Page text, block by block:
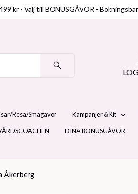
kr - Välj till BONUSGÅVOR -
Resa/Smågåvor Kampanjer & Kit
DINA BONUSGÅVOR
Åkerberg